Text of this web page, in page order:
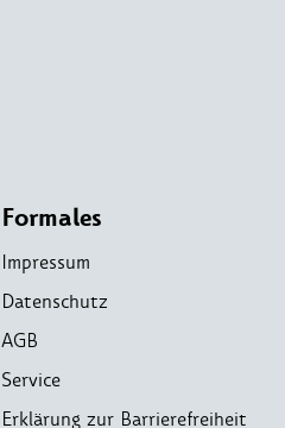
Formales
Impressum
Datenschutz
AGB
Service
Erklärung zur Barrierefreiheit